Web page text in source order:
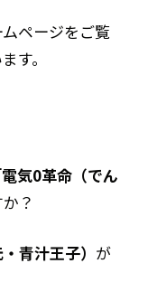
ページをご覧
す。
電気0革命（でん
？
青汁王子） が